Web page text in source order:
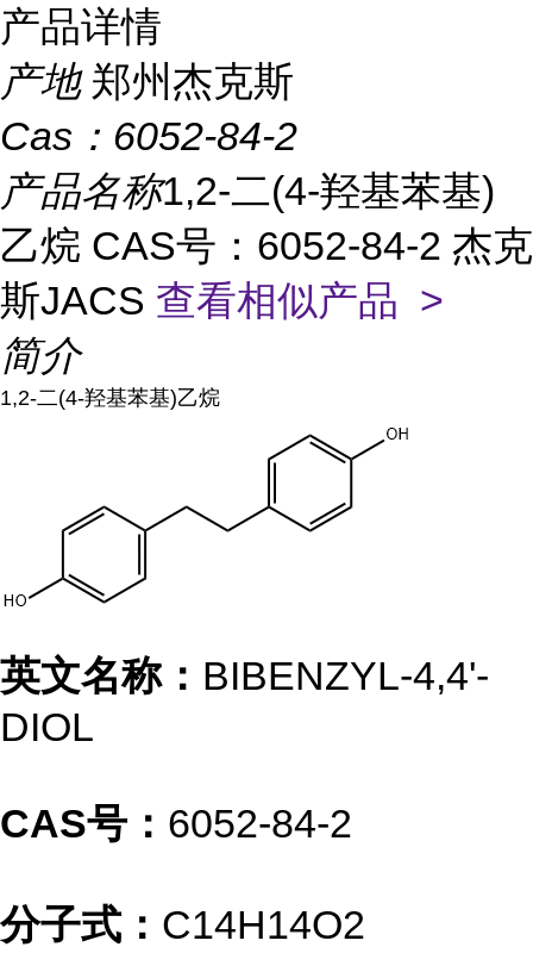
产品详情
产地 郑州杰克斯
Cas： 6052-84-2
产品名称1,2-二(4-羟基苯基)
乙烷 CAS号：6052-84-2 杰克
斯JACS 查看相似产品 >
简介
1,2-二(4-羟基苯基)乙烷
英文名称： BIBENZYL-4,4'-
DIOL
CAS号： 6052-84-2
分子式： C14H14O2